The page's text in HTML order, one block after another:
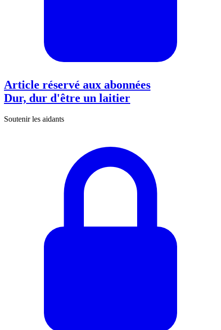
Article réservé aux abonnées
Dur, dur d'être un laitier
Soutenir les aidants